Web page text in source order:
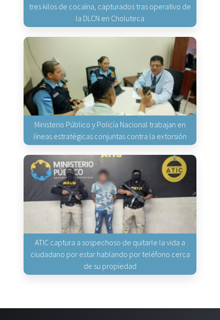
tres kilos de cocaína, capturados tras operativo de
la DLCN en Choluteca
Ministerio Público y Policía Nacional trabajan en
líneas estratégicas conjuntas contra la extorsión
ATIC captura a sospechoso de quitarle la vida a
ciudadano por estar hablando por teléfono cerca
de su propiedad